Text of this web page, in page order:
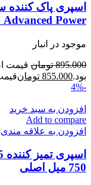
Advanced Power حجم 750 میل اصلی
موجود در انبار
895.000 تومان
بود.855.000 تومانقیمت
-4%
افزودن به سبد خرید
Add to compare
افزودن به علاقه مندی
750 میل اصلی